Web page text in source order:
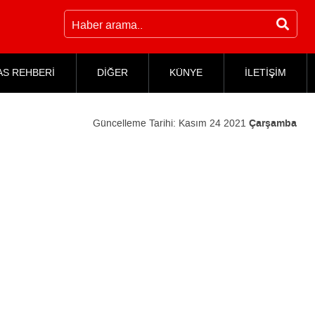
REHBERİ DİĞER KÜNYE İLETİŞİM
Güncelleme Tarihi: Kasım 24 2021 Çarşamba